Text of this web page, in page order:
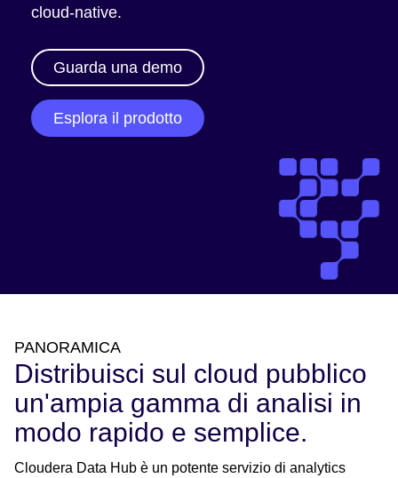
cloud-native.
Guarda una demo
Esplora il prodotto
PANORAMICA
Distribuisci sul cloud pubblico
un'ampia gamma di analisi in
modo rapido e semplice.
Cloudera Data Hub è un potente servizio di analytics